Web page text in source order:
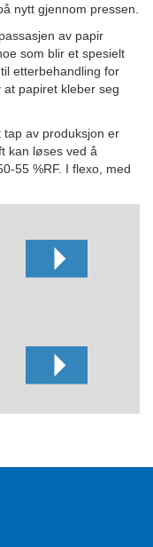
nytt gjennom pressen.
av papir
som blir et spesielt
etterbehandling for
papiret kleber seg
av produksjon er
kan løses ved å
55 %RF. I flexo, med